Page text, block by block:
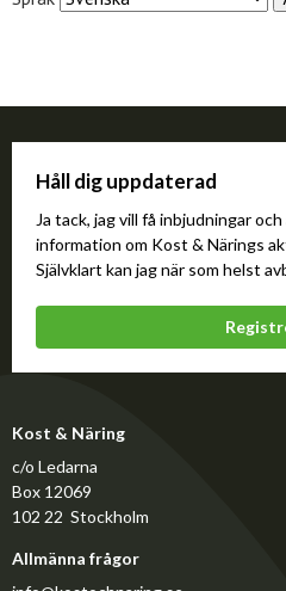
Håll dig uppdaterad
Ja tack, jag vill få inbjudningar och
information om Kost & Närings
Självklart kan jag när som helst
Kost & Näring
c/o Ledarna
Box 12069
102 22 Stockholm
Allmänna frågor